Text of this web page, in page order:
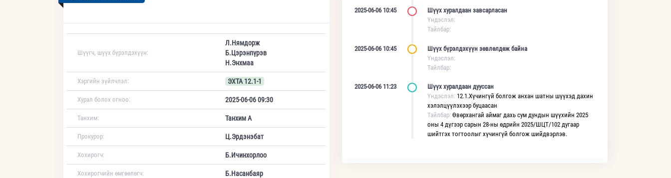
Шүүгч, шүүх бүрэлдэхүүн:
Л.Нямдорж
Б.Цэрэнпүрэв
Н.Энхмаа
Хэргийн зүйлчлэл: ЭХТА 12.1-1
Хурал болох огноо: 2025-06-06 09:30
Танхим: Танхим А
Прокурор: Ц.Эрдэнэбат
Хохирогч: Б.Ичинхорлоо
Хохирогчийн өмгөөлөгч: Б.Насанбаяр
2025-06-06 10:45
Шүүх хуралдаан завсарласан
Үндэслэл:
Тайлбар:
2025-06-06 10:45
Шүүх бүрэлдэхүүн зөвлөлдөж байна
Үндэслэл:
Тайлбар:
2025-06-06 11:23
Шүүх хуралдаан дууссан
Үндэслэл: 12.1.Хүчингүй болгож анхан шатны шүүхэд дахин
хэлэлцүүлэхээр буцаасан
Тайлбар: Өвөрхангай аймаг дахь сум дундын шүүхийн 2025
оны 4 дүгээр сарын 28-ны өдрийн 2025/ШЦТ/102 дугаар
шийтгэх тогтоолыг хүчингүй болгож шийдвэрлэв.